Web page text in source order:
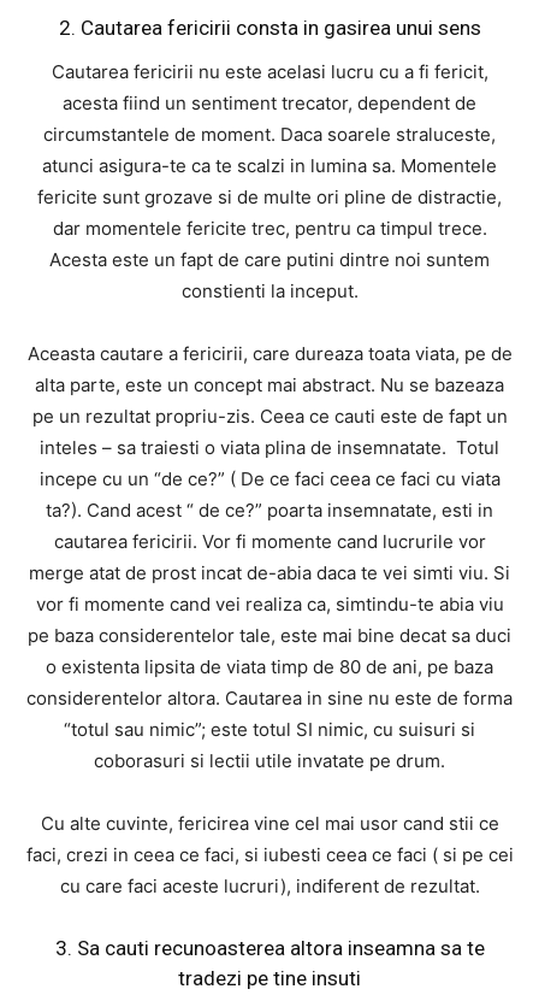
2. Cautarea fericirii consta in gasirea unui sens
Cautarea fericirii nu este acelasi lucru cu a fi fericit,
acesta fiind un sentiment trecator, dependent de
circumstantele de moment. Daca soarele straluceste,
atunci asigura-te ca te scalzi in lumina sa. Momentele
fericite sunt grozave si de multe ori pline de distractie,
dar momentele fericite trec, pentru ca timpul trece.
Acesta este un fapt de care putini dintre noi suntem
constienti la inceput.
Aceasta cautare a fericirii, care dureaza toata viata, pe de
alta parte, este un concept mai abstract. Nu se bazeaza
pe un rezultat propriu-zis. Ceea ce cauti este de fapt un
inteles – sa traiesti o viata plina de insemnatate. Totul
incepe cu un “de ce?” ( De ce faci ceea ce faci cu viata
ta?). Cand acest “ de ce?” poarta insemnatate, esti in
cautarea fericirii. Vor fi momente cand lucrurile vor
merge atat de prost incat de-abia daca te vei simti viu. Si
vor fi momente cand vei realiza ca, simtindu-te abia viu
pe baza considerentelor tale, este mai bine decat sa duci
o existenta lipsita de viata timp de 80 de ani, pe baza
considerentelor altora. Cautarea in sine nu este de forma
“totul sau nimic”; este totul SI nimic, cu suisuri si
coborasuri si lectii utile invatate pe drum.
Cu alte cuvinte, fericirea vine cel mai usor cand stii ce
faci, crezi in ceea ce faci, si iubesti ceea ce faci ( si pe cei
cu care faci aceste lucruri), indiferent de rezultat.
3. Sa cauti recunoasterea altora inseamna sa te
tradezi pe tine insuti